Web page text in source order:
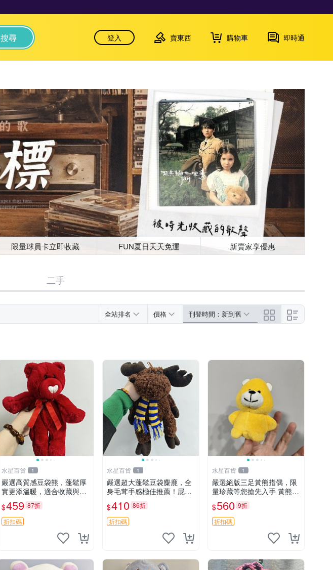
搜尋 登入 賣東西 購物車 即時通
限量球員卡立即收藏 FUN夏日天天免運 新賣家享優惠
二手
全站排名 價格 刊登時間：新到舊
水星百貨 1
嚴選高質感豆袋熊，蓬鬆厚
實更添溫暖，適合收藏與休
憩。前胸填充飽滿，背部亦
具優雅設計。 豆袋熊 保暖
溫柔 蓬松
$459 87折
折扣碼
水星百貨 1
嚴選超大蓬鬆豆袋麋鹿，全
身毛茸手感極佳推薦！屁股
與四肢填充均勻，適合收藏
與孩童共賞。 麋鹿 豆袋 毛
茸玩具
$410 86折
折扣碼
水星百貨 1
嚴選絕版三足黃熊指偶，限
量珍藏等您搶先入手 黃熊
指偶 珍藏品
$560 9折
折扣碼